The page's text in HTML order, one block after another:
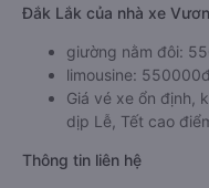
Đắk Lắk của nhà xe
giường nằm đôi:
limousine:
Giá vé xe ổn định,
dịp Lễ, Tết cao
Thông tin liên hệ